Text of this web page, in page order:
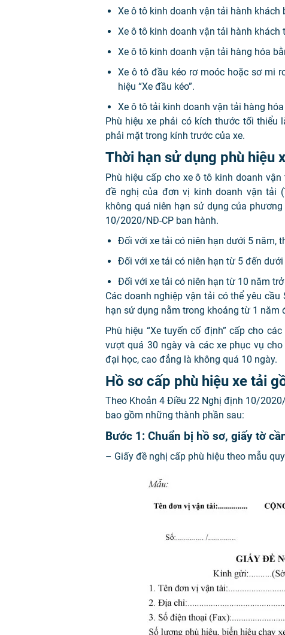
Xe ô tô kinh doanh vận tải hành khách
Xe ô tô kinh doanh vận tải hành khách
Xe ô tô kinh doanh vận tải hàng hóa
Xe ô tô đầu kéo rơ moóc hoặc sơ mi
hiệu “Xe đầu kéo”.
Xe ô tô tải kinh doanh vận tải hàng
Phù hiệu xe phải có kích thước tối
phải mặt trong kính trước của xe.
Thời hạn sử dụng phù hiệu
Phù hiệu cấp cho xe ô tô kinh doanh
đề nghị của đơn vị kinh doanh vận tải
không quá niên hạn sử dụng của
10/2020/NĐ-CP ban hành.
Đối với xe tải có niên hạn dưới 5 năm,
Đối với xe tải có niên hạn từ 5 đến
Đối với xe tải có niên hạn từ 10 năm
Các doanh nghiệp vận tải có thể yêu
hạn sử dụng nằm trong khoảng từ 1 năm
Phù hiệu “Xe tuyến cố định” cấp cho
vượt quá 30 ngày và các xe phục vụ
đại học, cao đẳng là không quá 10 ngày.
Hồ sơ cấp phù hiệu xe tải
Theo Khoản 4 Điều 22 Nghị định 10/
bao gồm những thành phần sau:
Bước 1: Chuẩn bị hồ sơ, giấy tờ
– Giấy đề nghị cấp phù hiệu theo mẫu